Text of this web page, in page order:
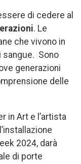
di cedere al
. Le
che vivono in
sangue. Sono
generazioni
delle
in Art e l’artista
2024, darà
di porte